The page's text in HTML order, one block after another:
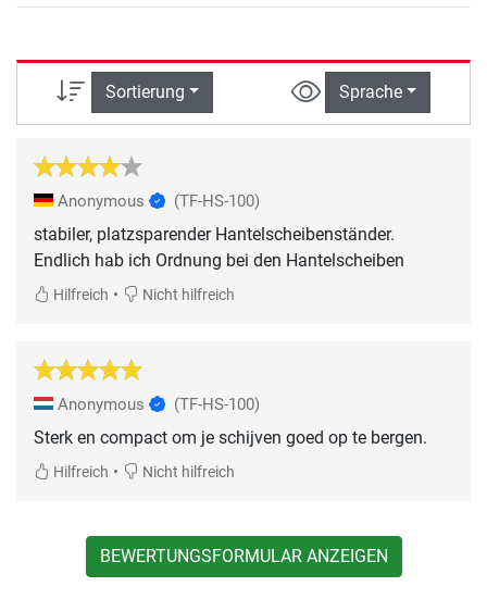
Sortierung Sprache
Anonymous (TF-HS-100)
stabiler, platzsparender Hantelscheibenständer.
Endlich hab ich Ordnung bei den Hantelscheiben
Hilfreich • Nicht hilfreich
Anonymous (TF-HS-100)
Sterk en compact om je schijven goed op te bergen.
Hilfreich • Nicht hilfreich
BEWERTUNGSFORMULAR ANZEIGEN